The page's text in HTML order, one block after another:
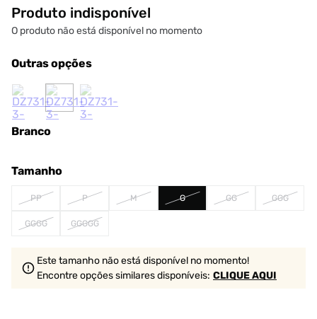
Produto indisponível
O produto não está disponível no momento
Outras opções
Branco
Tamanho
PP P M G GG GGG
GGGG GGGGG
Este tamanho não está disponível no momento!
Encontre opções similaresdisponíveis: CLIQUE AQUI